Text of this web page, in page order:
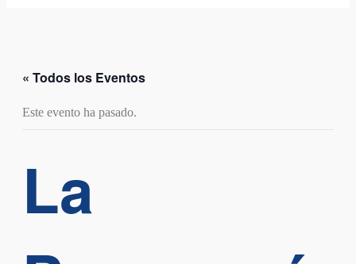
« Todos los Eventos
Este evento ha pasado.
La